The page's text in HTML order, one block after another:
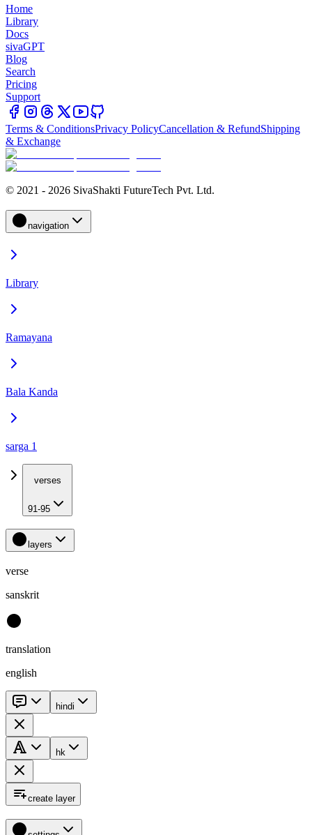
Home
Library
Docs
sivaGPT
Blog
Search
Pricing
Support
Terms & ConditionsPrivacy PolicyCancellation & RefundShipping
& Exchange
© 2021 - 2026 SivaShakti FutureTech Pvt. Ltd.
navigation
Library
Ramayana
Bala Kanda
sarga 1
verses
91-95
layers
verse
sanskrit
translation
english
hindi
hk
create layer